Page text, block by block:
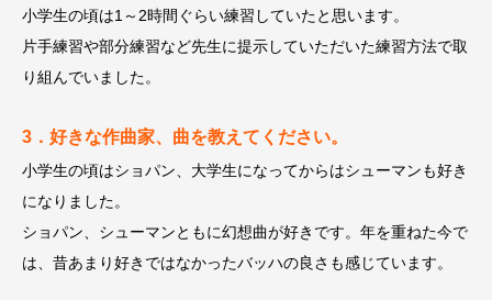
小学生の頃は1～2時間ぐらい練習していたと思います。
片手練習や部分練習など先生に提示していただいた練習方法で取
り組んでいました。
3．好きな作曲家、曲を教えてください。
小学生の頃はショパン、大学生になってからはシューマンも好き
になりました。
ショパン、シューマンともに幻想曲が好きです。年を重ねた今で
は、昔あまり好きではなかったバッハの良さも感じています。